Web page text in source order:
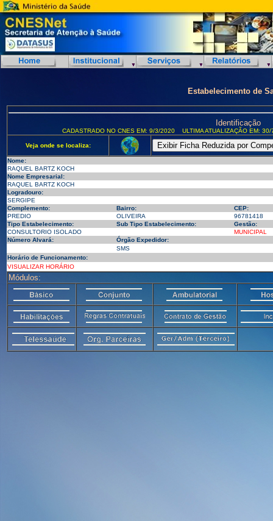
Estabelecimento de
Identificação
CADASTRADO NO CNES EM: 9/3/2020 ULTIMA ATUALIZAÇÃO EM:
Veja onde se localiza:
Nome:
RAQUEL BARTZ KOCH
Nome Empresarial:
RAQUEL BARTZ KOCH
Logradouro:
SERGIPE
Complemento:
Bairro:
CEP:
PREDIO
OLIVEIRA
96781418
Tipo Estabelecimento:
Sub Tipo Estabelecimento:
Gestão:
CONSULTORIO ISOLADO
MUNICIPAL
Número Alvará:
Órgão Expedidor:
SMS
Horário de Funcionamento:
VISUALIZAR HORÁRIO
Módulos: